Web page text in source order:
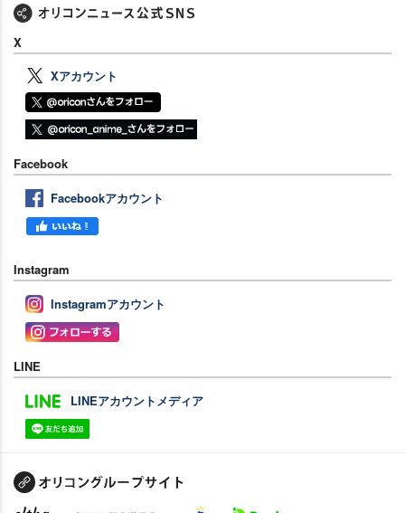
X
Xアカウント
Facebook
Facebookアカウント
Instagram
Instagramアカウント
LINE
LINEアカウントメディア